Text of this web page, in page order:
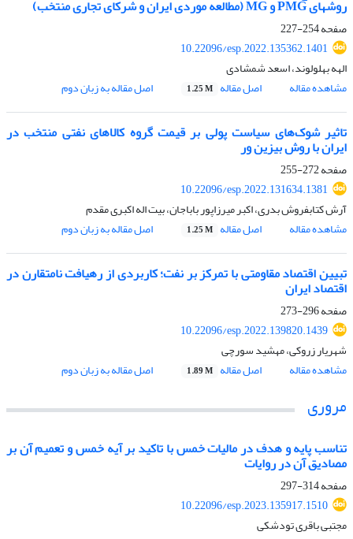
روشهای PMG و MG (مطالعه موردی ایران و شرکای تجاری منتخب)
صفحه254-227
10.22096/esp.2022.135362.1401
الهه بهلولوند، اسعد شمشادی
مشاهده مقاله
اصل مقاله 1.25 M اصل مقاله به زبان دوم
تاثیر شوک‌های سیاست پولی بر قیمت گروه‌ کالاهای نفتی منتخب در
ایران با روش بیزین ور
صفحه272-255
10.22096/esp.2022.131634.1381
آرش کتابفروش بدری، اکبر میرزاپور باباجان، بیت اله اکبری مقدم
مشاهده مقاله
اصل مقاله 1.25 M اصل مقاله به زبان دوم
تبیین اقتصاد مقاومتی با تمرکز بر نفت؛ کاربردی از رهیافت نامتقارن در
اقتصاد ایران
صفحه296-273
10.22096/esp.2022.139820.1439
شهریار زروکی، مهشید سورچی
مشاهده مقاله
اصل مقاله 1.89 M اصل مقاله به زبان دوم
مروری
تناسب پایه و هدف در مالیات خمس با تاکید بر آیه خمس و تعمیم آن بر
مصادیق آن در روایات
صفحه314-297
10.22096/esp.2023.135917.1510
مجتبی باقری تودشکی